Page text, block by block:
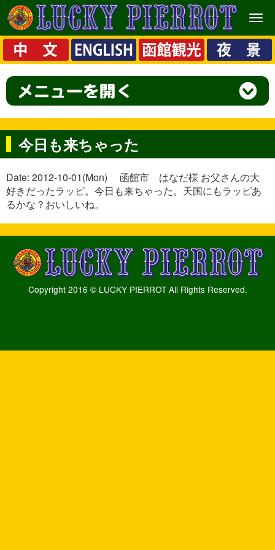
メ
ニ
ュ
ー
今日も来ちゃった
Date: 2012-10-01(Mon) 函館市 はなだ様 お父さんの大
好きだったラッピ。今日も来ちゃった。天国にもラッピあ
るかな？おいしいね。
Copyright 2016 © LUCKY PIERROT All Rights Reserved.